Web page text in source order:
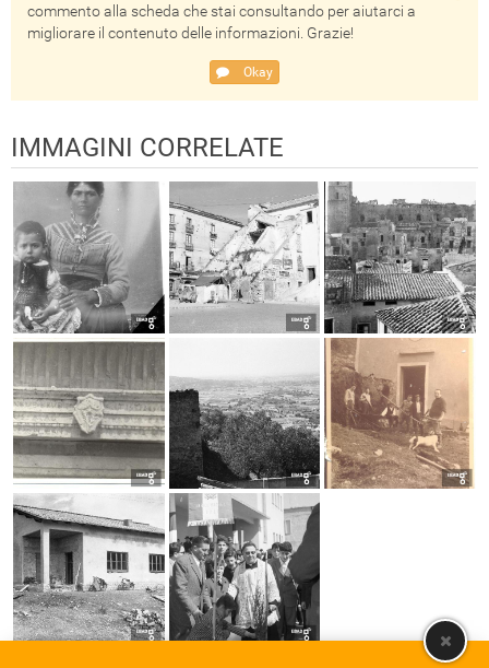
commento alla scheda che stai consultando per aiutarci a
migliorare il contenuto delle informazioni. Grazie!
Okay
IMMAGINI CORRELATE